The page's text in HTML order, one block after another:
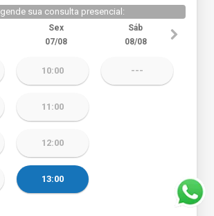
sua consulta presencial:
Sex
07/08
Sáb
08/08
10:00
11:00
12:00
13:00
---